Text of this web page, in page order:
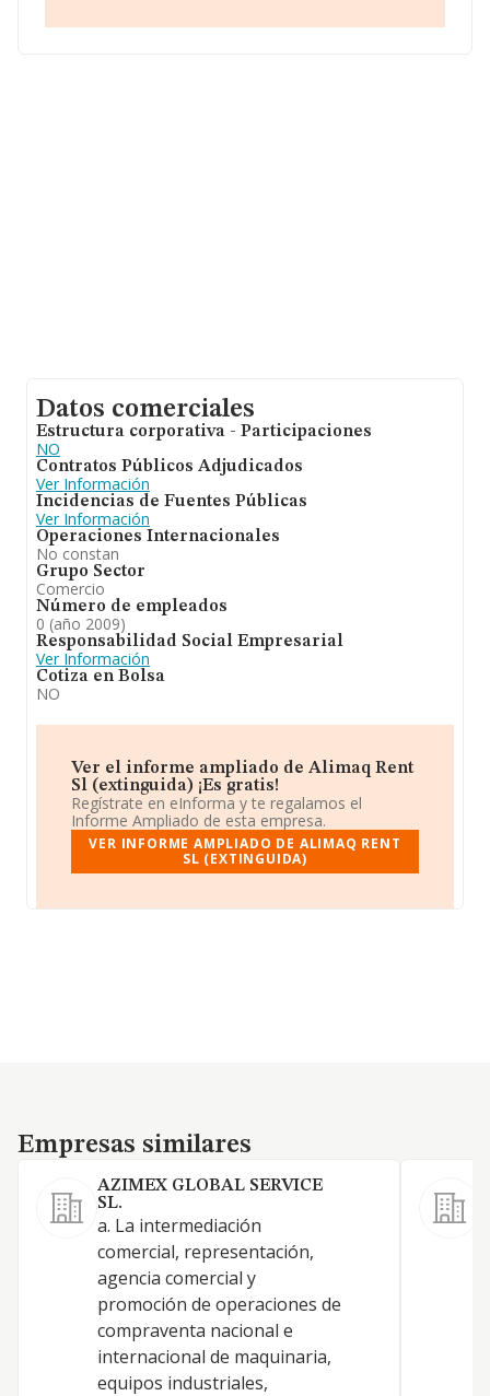
empresas pertenecientes al sector, a nivel nacional la
Datos comerciales
Estructura corporativa - Participaciones
NO
Contratos Públicos Adjudicados
Ver Información
Incidencias de Fuentes Públicas
Ver Información
Operaciones Internacionales
No constan
Grupo Sector
Comercio
Número de empleados
0 (año 2009)
Responsabilidad Social Empresarial
Ver Información
Cotiza en Bolsa
NO
Ver el informe ampliado de Alimaq Rent
Sl (extinguida) ¡Es gratis!
Regístrate en eInforma y te regalamos el
Informe Ampliado de esta empresa.
VER INFORME AMPLIADO DE ALIMAQ RENT
SL (EXTINGUIDA)
Empresas similares
Empresas similares
AZIMEX GLOBAL SERVICE
SL.
a. La intermediación
comercial, representación,
agencia comercial y
promoción de operaciones de
compraventa nacional e
internacional de maquinaria,
equipos industriales,